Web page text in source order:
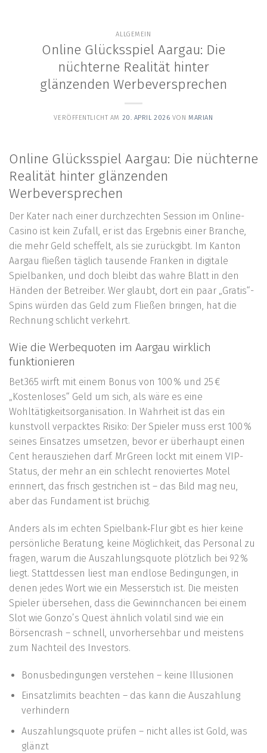
ALLGEMEIN
Online Glücksspiel Aargau: Die
nüchterne Realität hinter
glänzenden Werbeversprechen
VERÖFFENTLICHT AM 20. APRIL 2026 VON MARIAN
Online Glücksspiel Aargau: Die nüchterne
Realität hinter glänzenden
Werbeversprechen
Der Kater nach einer durchzechten Session im Online-
Casino ist kein Zufall, er ist das Ergebnis einer Branche,
die mehr Geld scheffelt, als sie zurückgibt. Im Kanton
Aargau fließen täglich tausende Franken in digitale
Spielbanken, und doch bleibt das wahre Blatt in den
Händen der Betreiber. Wer glaubt, dort ein paar „Gratis“-
Spins würden das Geld zum Fließen bringen, hat die
Rechnung schlicht verkehrt.
Wie die Werbequoten im Aargau wirklich
funktionieren
Bet365 wirft mit einem Bonus von 100 % und 25 €
„Kostenloses“ Geld um sich, als wäre es eine
Wohltätigkeitsorganisation. In Wahrheit ist das ein
kunstvoll verpacktes Risiko: Der Spieler muss erst 100 %
seines Einsatzes umsetzen, bevor er überhaupt einen
Cent herausziehen darf. Mr Green lockt mit einem VIP-
Status, der mehr an ein schlecht renoviertes Motel
erinnert, das frisch gestrichen ist – das Bild mag neu,
aber das Fundament ist brüchig.
Anders als im echten Spielbank‑Flur gibt es hier keine
persönliche Beratung, keine Möglichkeit, das Personal zu
fragen, warum die Auszahlungsquote plötzlich bei 92 %
liegt. Stattdessen liest man endlose Bedingungen, in
denen jedes Wort wie ein Messerstich ist. Die meisten
Spieler übersehen, dass die Gewinnchancen bei einem
Slot wie Gonzo’s Quest ähnlich volatil sind wie ein
Börsencrash – schnell, unvorhersehbar und meistens
zum Nachteil des Investors.
Bonusbedingungen verstehen – keine Illusionen
Einsatzlimits beachten – das kann die Auszahlung
verhindern
Auszahlungsquote prüfen – nicht alles ist Gold, was
glänzt